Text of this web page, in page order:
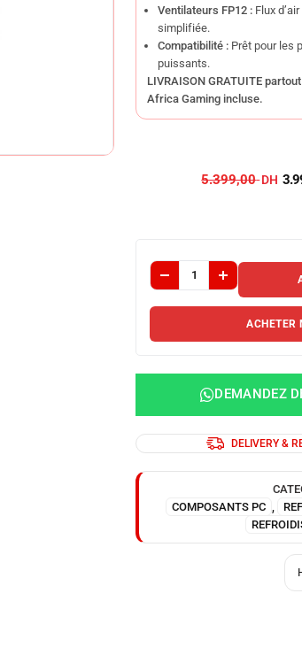
Ventilateurs FP12 : Flux
simplifiée.
Compatibilité : Prêt pour les
puissants.
LIVRAISON GRATUITE
Africa Gaming incluse.
5.399,00
ACHETER
DEMANDEZ
DELIVERY &
COMPOSANTS PC